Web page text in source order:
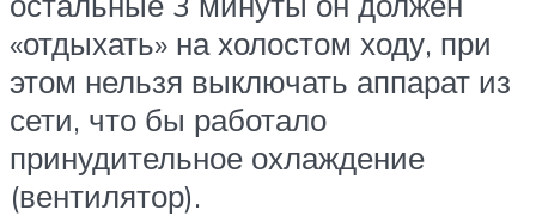
«отдыхать» на холостом ходу, при
этом нельзя выключать аппарат из
сети, что бы работало
принудительное охлаждение
(вентилятор).